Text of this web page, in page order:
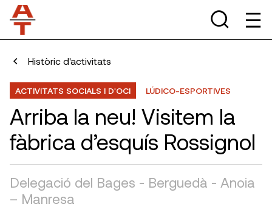
Històric d'activitats
ACTIVITATS SOCIALS I D'OCI LÚDICO-ESPORTIVES
Arriba la neu! Visitem la
fàbrica d’esquís Rossignol
Delegació del Bages - Berguedà - Anoia
– Manresa